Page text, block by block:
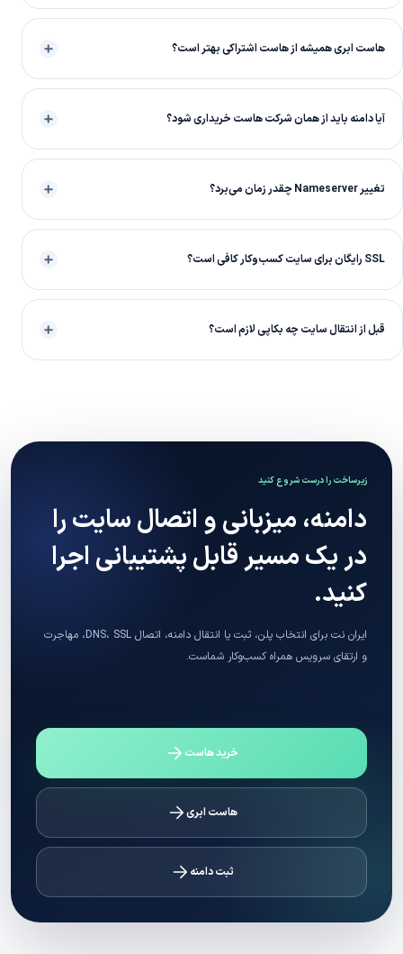
هاست ابری همیشه از هاست اشتراکی بهتر است؟
آیا دامنه باید از همان شرکت هاست خریداری شود؟
تغییر Nameserver چقدر زمان می‌برد؟
SSL رایگان برای سایت کسب‌وکار کافی است؟
قبل از انتقال سایت چه بکاپی لازم است؟
زیرساخت را درست شروع کنید
دامنه، میزبانی و اتصال سایت را
در یک مسیر قابل پشتیبانی اجرا
کنید.
ایران نت برای انتخاب پلن، ثبت یا انتقال دامنه، اتصال DNS، SSL، مهاجرت
و ارتقای سرویس همراه کسب‌وکار شماست.
خرید هاست
هاست ابری
ثبت دامنه